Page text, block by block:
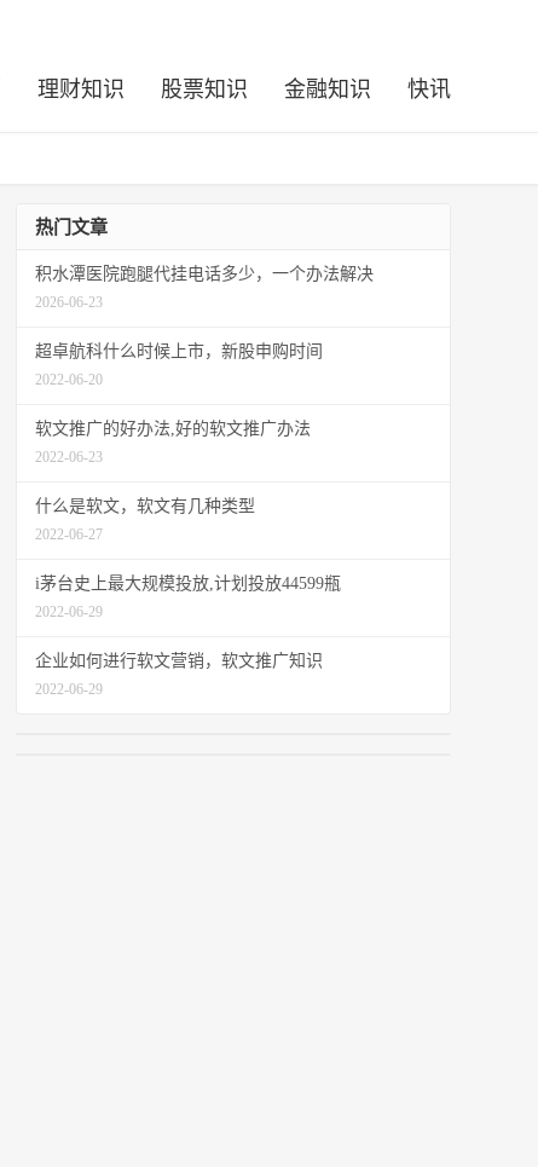
理财知识 股票知识 金融知识 快讯
热门文章
积水潭医院跑腿代挂电话多少，一个办法解决
2026-06-23
超卓航科什么时候上市，新股申购时间
2022-06-20
软文推广的好办法,好的软文推广办法
2022-06-23
什么是软文，软文有几种类型
2022-06-27
i茅台史上最大规模投放,计划投放44599瓶
2022-06-29
企业如何进行软文营销，软文推广知识
2022-06-29